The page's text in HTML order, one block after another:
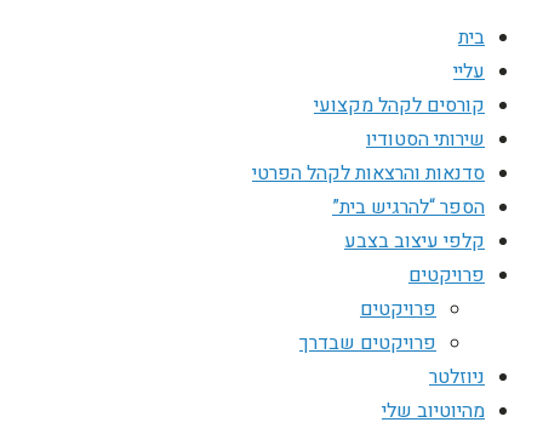
בית
עליי
קורסים לקהל מקצועי
שירותי הסטודיו
סדנאות והרצאות לקהל הפרטי
הספר “להרגיש בית”
קלפי עיצוב בצבע
פרויקטים
פרויקטים
פרויקטים שבדרך
ניוזלטר
מהיוטיוב שלי